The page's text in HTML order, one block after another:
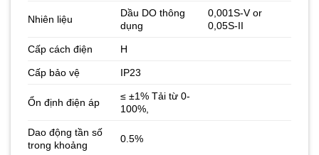
Nhiên liệu
Dầu DO thông
dụng
0,001S-V or
0,05S-II
Cấp cách điện H
Cấp bảo vệ IP23
Ổn định điện áp
≤ ±1% Tải từ 0-
100%,
Dao động tần số
trong khoảng
0.5%